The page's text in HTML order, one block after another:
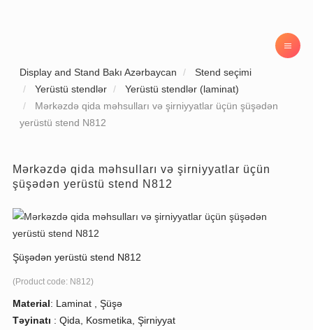
Display and Stand Bakı Azərbaycan
Stend seçimi
Yerüstü stendlər
Yerüstü stendlər (laminat)
Mərkəzdə qida məhsulları və şirniyyatlar üçün şüşədən
yerüstü stend N812
Mərkəzdə qida məhsulları və şirniyyatlar üçün
şüşədən yerüstü stend N812
Şüşədən yerüstü stend N812
(Product code: N812)
Material: Laminat , Şüşə
Təyinatı : Qida, Kosmetika, Şirniyyat